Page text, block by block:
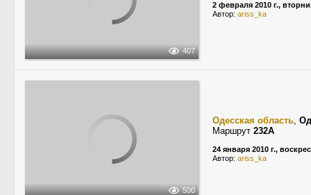
407
2 февраля 2010 г.,
Автор: ariss_ka
500
Одесская область,
Маршрут 232А
24 января 2010 г.,
Автор: ariss_ka